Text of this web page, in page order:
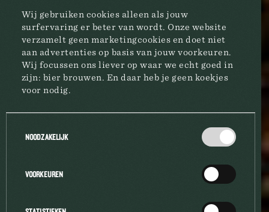
Wij gebruiken cookies alleen als jouw
surfervaring er beter van wordt. Onze website
verzamelt geen marketingcookies en doet niet
aan advertenties op basis van jouw voorkeuren.
Wij focussen ons liever op waar we echt goed in
zijn: bier brouwen. En daar heb je geen koekjes
voor nodig.
NOODZAKELIJK
VOORKEUREN
BROUWERIJ
HORECA
BEDRIJFSINFO